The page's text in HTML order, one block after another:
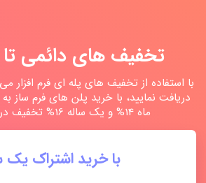
تخفیف های دائمی تا 16
ماه 14% و یک ساله 16% تخفیف دریافت نمایید
با خرید اشتراک یک